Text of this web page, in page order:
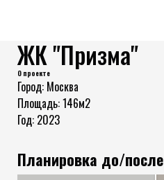
ЖК "Призма"
О проекте
Город: Москва
Площадь: 146м2
Год: 2023
Планировка до/после